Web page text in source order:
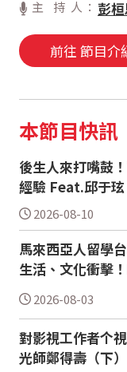
主 持 人： 彭
前往 節目介
本節目快訊
後生人來打嘴鼓
經驗 Feat.邱于玹
2026-08-10
馬來西亞人留學
生活、文化衝擊
2026-08-03
對影視工作者个
光師鄭得壽（下）